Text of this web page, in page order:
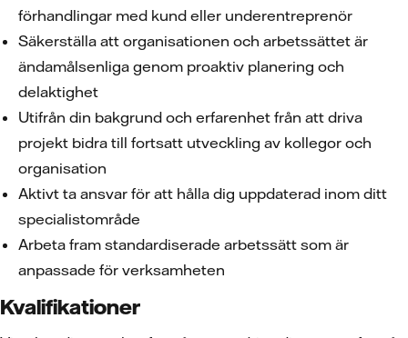
förhandlingar med kund eller underentreprenör
Säkerställa att organisationen och arbetssättet är
ändamålsenliga genom proaktiv planering och
delaktighet
Utifrån din bakgrund och erfarenhet från att driva
projekt bidra till fortsatt utveckling av kollegor och
organisation
Aktivt ta ansvar för att hålla dig uppdaterad inom ditt
specialistområde
Arbeta fram standardiserade arbetssätt som är
anpassade för verksamheten
Kvalifikationer